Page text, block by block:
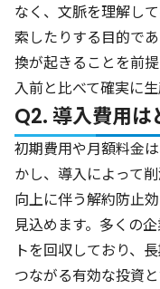
なく、文脈を理解し
索したりする目的で
換が起きることを前
入前と比べて確実に
Q2. 導入費用は
初期費用や月額料金
かし、導入によって
向上に伴う解約防止
見込めます。多くの
トを回収しており、
つながる有効な投資と